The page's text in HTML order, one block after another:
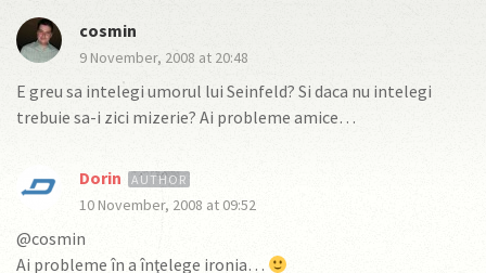
cosmin
9 November, 2008 at 20:48
E greu sa intelegi umorul lui Seinfeld? Si daca nu intelegi
trebuie sa-i zici mizerie? Ai probleme amice…
Dorin
10 November, 2008 at 09:52
@cosmin
Ai probleme în a înţelege ironia…